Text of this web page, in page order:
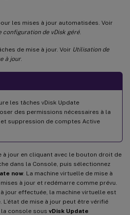
les mises à jour automatisées. Voir
configuration de vDisk géré
de mise à jour. Voir Utilisation de
à jour.
les tâches vDisk Update
des permissions nécessaires à la
suppression de comptes Active
à jour en cliquant avec le bouton droit de
dans la Console, puis sélectionnez
now . La machine virtuelle de mise à
à jour et redémarre comme prévu.
jour effectuée, la machine virtuelle est
de mise à jour peut être vérifié
la console sous vDisk Update